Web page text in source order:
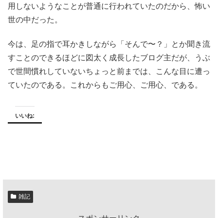
用しないようなことが普通に行われていたのだから、怖い
世の中だった。
今は、足の指で耳かきしながら「そんで〜？」とか聞き流
すことのできるほどに図太く成長したブログ主だが、うぶ
で世間慣れしていないちょっと前までは、こんな目に遭っ
ていたのである。これからもご用心、ご用心、である。
いいね:
雑記